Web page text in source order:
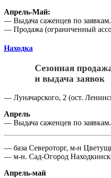
Апрель-Май:
— Выдача саженцев по заявкам.
— Продажа (ограниченный
Находка
Сезонная
и выдача заявок
— Луначарского, 2 (ост.
Апрель
— Выдача саженцев по заявкам.
— база Североторг, м-н
— м-н. Сад-Огород
Апрель-май